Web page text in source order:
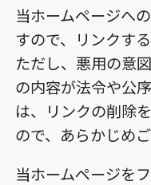
当ホームページへ
すので、リンクす
ただし、悪用の意
の内容が法令や公
は、リンクの削除
ので、あらかじめ
当ホームページを